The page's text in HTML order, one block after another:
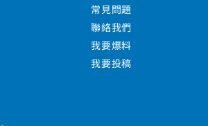
常見問題
聯絡我們
我要爆料
我要投稿